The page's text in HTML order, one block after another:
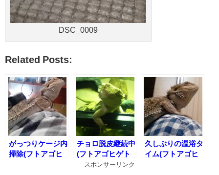
DSC_0009
Related Posts:
がっつりケージ内
掃除(フトアゴヒ
チョロ脱皮継続中
(フトアゴヒゲト
カゲの脱皮)
久しぶりの温浴タ
イム(フトアゴヒ
スポンサーリンク